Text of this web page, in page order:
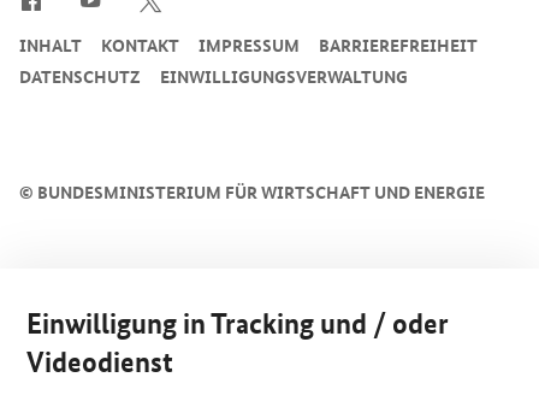
© BUNDESMINISTERIUM FÜR WIRTSCHAFT UND ENERGIE
INHALT KONTAKT IMPRESSUM
BARRIEREFREIHEIT
DATENSCHUTZ
EINWILLIGUNGSVERWALTUNG
Einwilligung in Tracking und / oder
Videodienst